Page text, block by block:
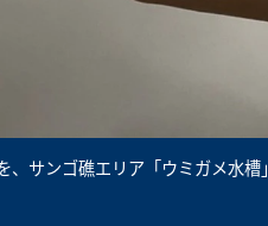
、サンゴ礁エリア「ウミガメ水槽